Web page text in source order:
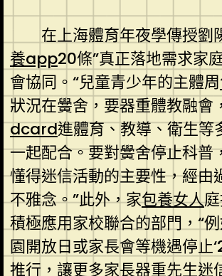
在上海體育年夜學傳授劉
養app20條”真正落地需求家
會協同。“兒童青少年的主體周
狀況在黌舍，要器重體教融會
dcard進體育、教導、衛生等
一起配合。要對黌舍停止科普
懂得迷信活動的主要性，經由
不雅念。”此外，家包養女人
積極應用家校聯合的部門，“
園開放日或家長會等機遇停止
推行，讓更多家長器重先生迷